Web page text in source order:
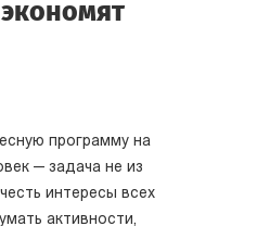
программу на
— задача не из
интересы всех
активности,